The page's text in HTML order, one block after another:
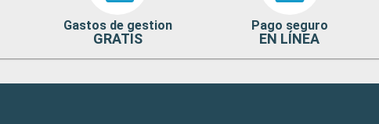
Gastos de gestion
GRATIS
Pago seguro
EN LÍNEA